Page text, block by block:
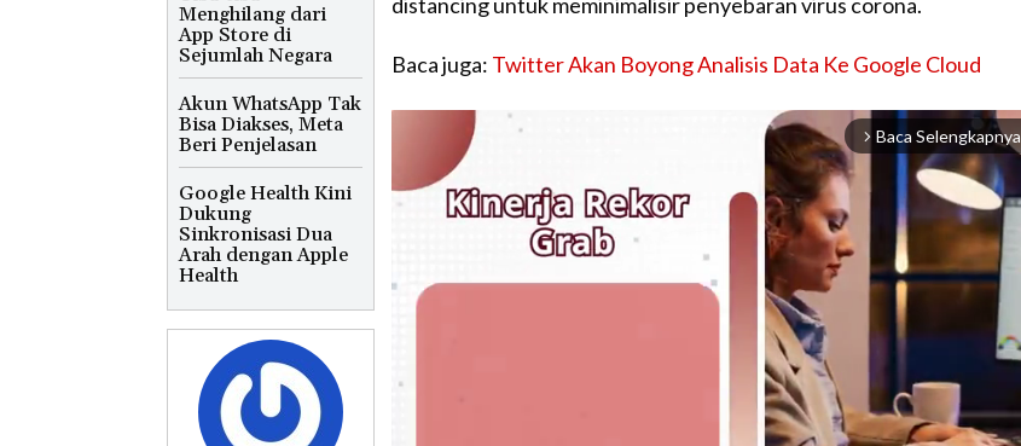
Menghilang dari
App Store di
Sejumlah Negara
Akun WhatsApp Tak
Bisa Diakses, Meta
Beri Penjelasan
Google Health Kini
Dukung
Sinkronisasi Dua
Arah dengan Apple
Health
Baca juga: Twitter Akan Boyong Analisis Data Ke Google Cloud
arrow_forward_ios Baca Selengkapnya